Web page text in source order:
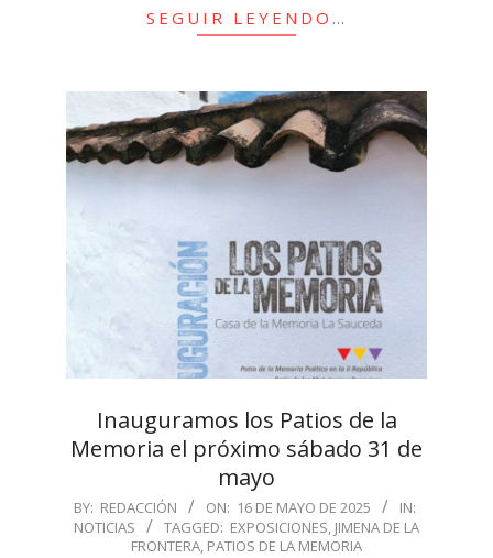
SEGUIR LEYENDO…
Inauguramos los Patios de la
Memoria el próximo sábado 31 de
mayo
2025-
05-
BY: REDACCIÓN ON: 16 DE MAYO DE 2025
IN:
NOTICIAS
TAGGED: EXPOSICIONES, JIMENA DE LA
FRONTERA, PATIOS DE LA MEMORIA